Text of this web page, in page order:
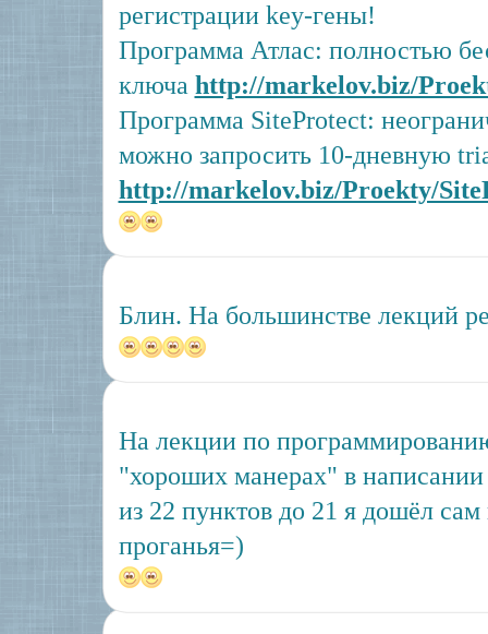
регистрации key-гены!
Программа Атлас: полностью
ключа http://markelov.biz/
Программа SiteProtect:
можно запросить 10-дневную
http://markelov.biz/Proekty/
Блин. На большинстве лекций
На лекции по
"хороших манерах" в написании
из 22 пунктов до 21 я дошёл сам
проганья=)